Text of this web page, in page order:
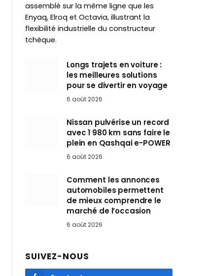
assemblé sur la même ligne que les
Enyaq, Elroq et Octavia, illustrant la
flexibilité industrielle du constructeur
tchèque.
Longs trajets en voiture :
les meilleures solutions
pour se divertir en voyage
6 août 2026
Nissan pulvérise un record
avec 1 980 km sans faire le
plein en Qashqai e-POWER
6 août 2026
Comment les annonces
automobiles permettent
de mieux comprendre le
marché de l’occasion
6 août 2026
SUIVEZ-NOUS